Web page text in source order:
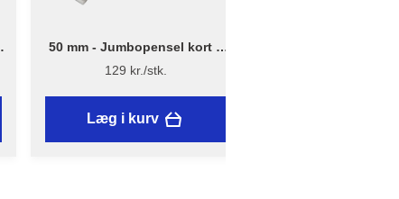
50 mm - Jumbopensel kort –
Flügger Pro Series
129 kr./stk.
Læg i kurv